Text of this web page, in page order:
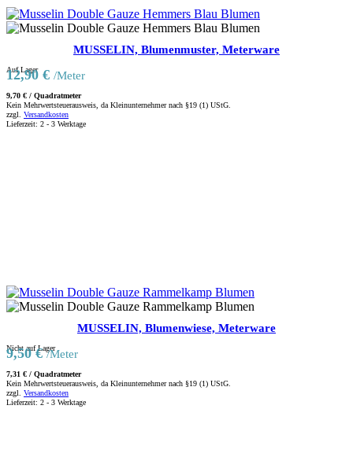
MUSSELIN, Blumenmuster, Meterware
Auf Lager
12,90 € /Meter
9,70 € / Quadratmeter
Kein Mehrwertsteuerausweis, da Kleinunternehmer nach §19 (1) UStG.
zzgl. Versandkosten
Lieferzeit: 2 - 3 Werktage
MUSSELIN, Blumenwiese, Meterware
Nicht auf Lager
9,50€ /Meter
7,31 € / Quadratmeter
Kein Mehrwertsteuerausweis, da Kleinunternehmer nach §19 (1) UStG.
zzgl. Versandkosten
Lieferzeit: 2 - 3 Werktage